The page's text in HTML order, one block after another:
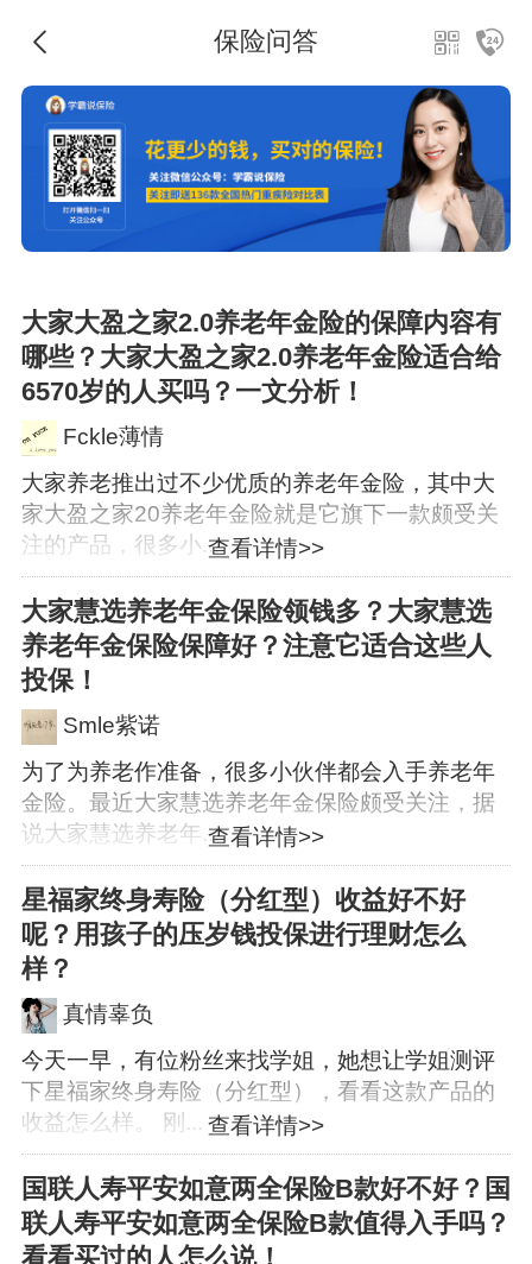
保险问答
大家大盈之家2.0养老年金险的保障内容有
哪些？大家大盈之家2.0养老年金险适合给
6570岁的人买吗？一文分析！
Fckle薄情
查看详情>>
大家养老推出过不少优质的养老年金险，其中大
家大盈之家20养老年金险就是它旗下一款颇受关
注的产品，很多小...
大家慧选养老年金保险领钱多？大家慧选
养老年金保险保障好？注意它适合这些人
投保！
Smle紫诺
查看详情>>
为了为养老作准备，很多小伙伴都会入手养老年
金险。最近大家慧选养老年金保险颇受关注，据
说大家慧选养老年...
星福家终身寿险（分红型）收益好不好
呢？用孩子的压岁钱投保进行理财怎么
样？
真情辜负
查看详情>>
今天一早，有位粉丝来找学姐，她想让学姐测评
下星福家终身寿险（分红型），看看这款产品的
收益怎么样。 刚...
国联人寿平安如意两全保险B款好不好？国
联人寿平安如意两全保险B款值得入手吗？
看看买过的人怎么说！